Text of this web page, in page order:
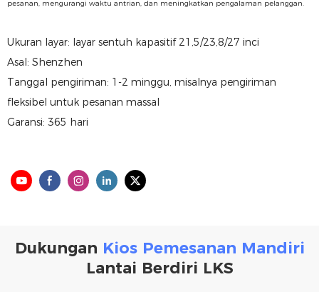
pesanan, mengurangi waktu antrian, dan meningkatkan pengalaman pelanggan.
Ukuran layar: layar sentuh kapasitif 21,5/23,8/27 inci
Asal: Shenzhen
Tanggal pengiriman: 1-2 minggu, misalnya pengiriman
fleksibel untuk pesanan massal
Garansi: 365 hari
Dukungan Kios Pemesanan Mandiri
Lantai Berdiri LKS